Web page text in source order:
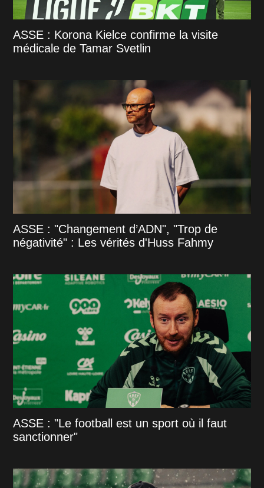
ASSE : Korona Kielce confirme la visite
médicale de Tamar Svetlin
ASSE : "Changement d’ADN", "Trop de
négativité" : Les vérités d'Huss Fahmy
ASSE : "Le football est un sport où il faut
sanctionner"